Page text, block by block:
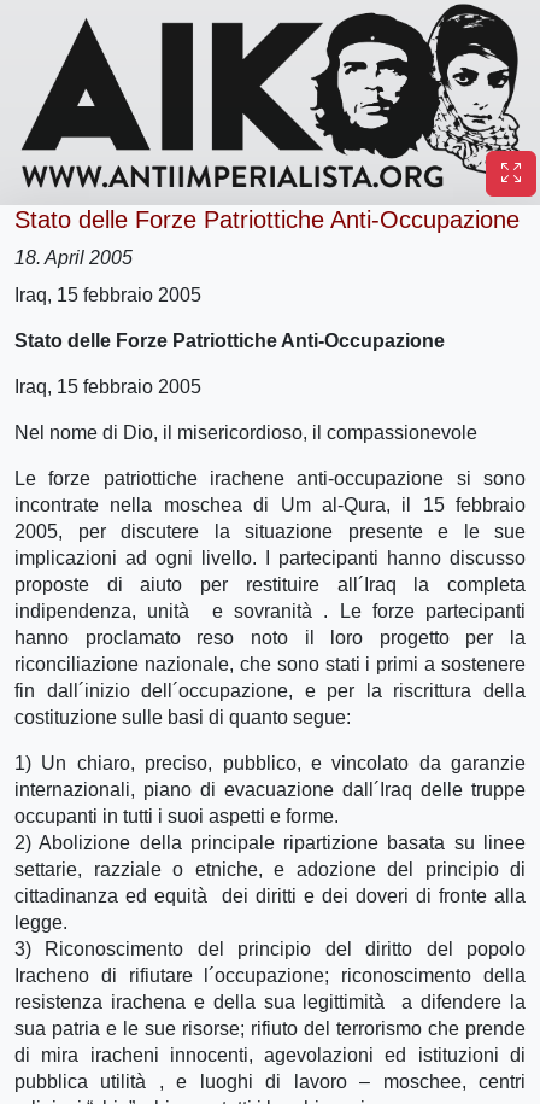
Stato delle Forze Patriottiche Anti-Occupazione
18. April 2005
Iraq, 15 febbraio 2005
Stato delle Forze Patriottiche Anti-Occupazione
Iraq, 15 febbraio 2005
Nel nome di Dio, il misericordioso, il compassionevole
Le forze patriottiche irachene anti-occupazione si sono
incontrate nella moschea di Um al-Qura, il 15 febbraio
2005, per discutere la situazione presente e le sue
implicazioni ad ogni livello. I partecipanti hanno discusso
proposte di aiuto per restituire all´Iraq la completa
indipendenza, unità e sovranità . Le forze partecipanti
hanno proclamato reso noto il loro progetto per la
riconciliazione nazionale, che sono stati i primi a sostenere
fin dall´inizio dell´occupazione, e per la riscrittura della
costituzione sulle basi di quanto segue:
1) Un chiaro, preciso, pubblico, e vincolato da garanzie
internazionali, piano di evacuazione dall´Iraq delle truppe
occupanti in tutti i suoi aspetti e forme.
2) Abolizione della principale ripartizione basata su linee
settarie, razziale o etniche, e adozione del principio di
cittadinanza ed equità dei diritti e dei doveri di fronte alla
legge.
3) Riconoscimento del principio del diritto del popolo
Iracheno di rifiutare l´occupazione; riconoscimento della
resistenza irachena e della sua legittimità a difendere la
sua patria e le sue risorse; rifiuto del terrorismo che prende
di mira iracheni innocenti, agevolazioni ed istituzioni di
pubblica utilità , e luoghi di lavoro – moschee, centri